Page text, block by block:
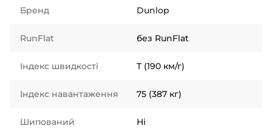
Бренд Dunlop
RunFlat без RunFlat
Індекс швидкості T (190 км/г)
Індекс навантаження 75 (387 кг)
Шипований Ні